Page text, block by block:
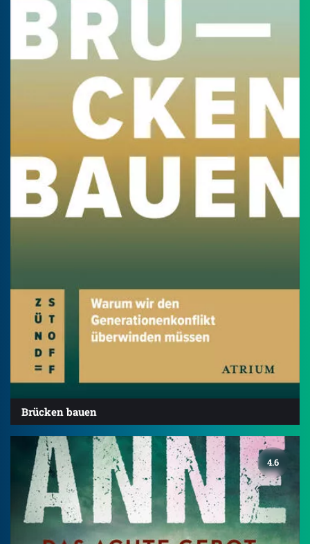
Brücken bauen
4.6